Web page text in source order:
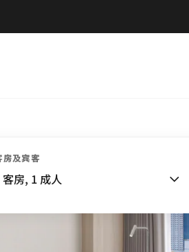
房及宾客
客房, 1 成人